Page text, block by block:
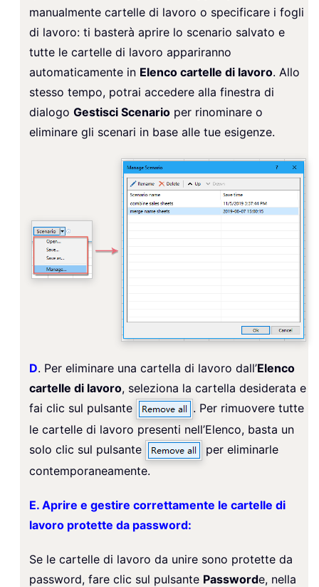
manualmente cartelle di lavoro o specificare i fogli
di lavoro: ti basterà aprire lo scenario salvato e
tutte le cartelle di lavoro appariranno
automaticamente in Elenco cartelle di lavoro. Allo
stesso tempo, potrai accedere alla finestra di
dialogo Gestisci Scenario per rinominare o
eliminare gli scenari in base alle tue esigenze.
D. Per eliminare una cartella di lavoro dall’Elenco
cartelle di lavoro, seleziona la cartella desiderata e
fai clic sul pulsante
. Per rimuovere tutte
le cartelle di lavoro presenti nell’Elenco, basta un
solo clic sul pulsante
per eliminarle
contemporaneamente.
E. Aprire e gestire correttamente le cartelle di
lavoro protette da password:
Se le cartelle di lavoro da unire sono protette da
password, fare clic sul pulsante Passworde, nella